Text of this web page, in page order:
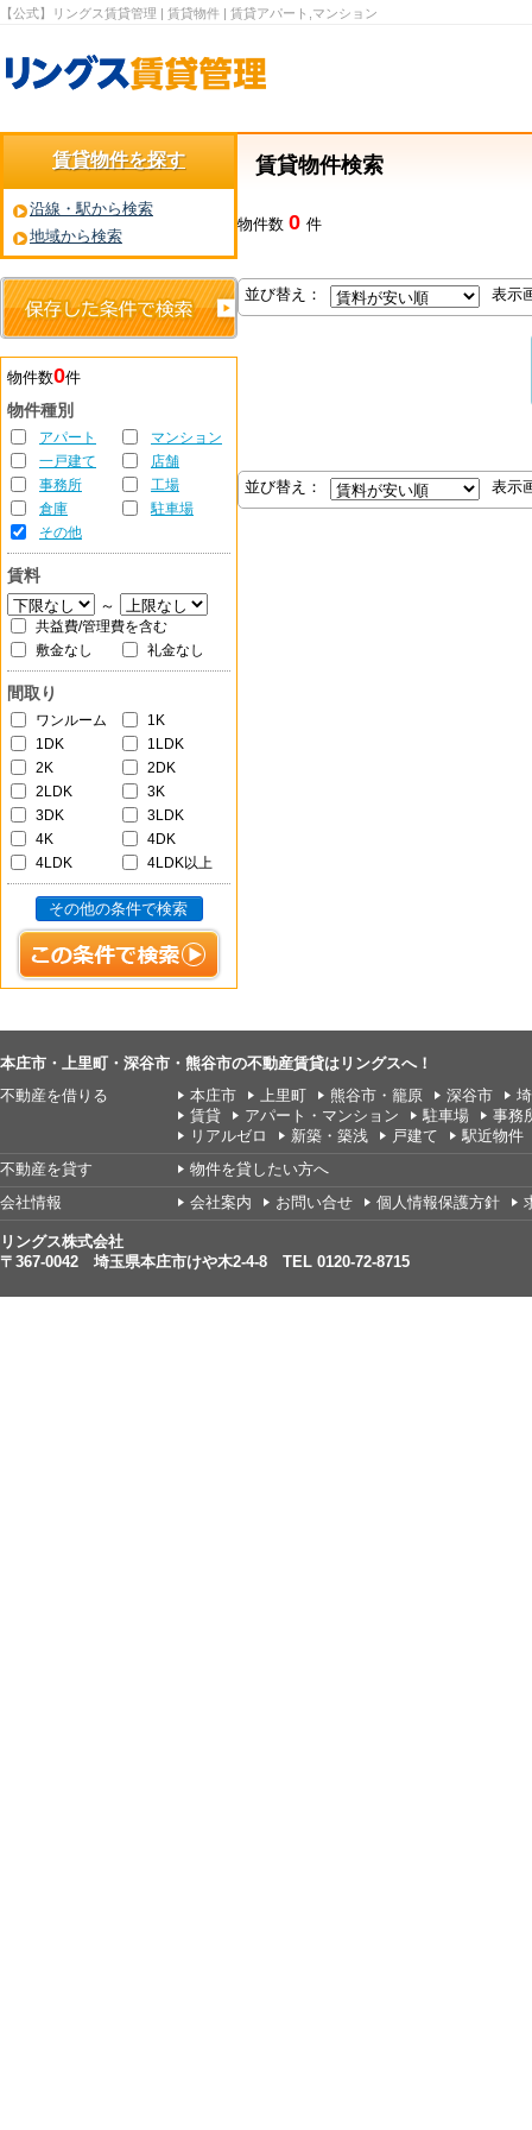
【公式】リングス賃貸管理 | 賃貸物件 | 賃貸アパート,マンション
賃貸物件を探す
沿線・駅から検索
地域から検索
物件数0件
物件種別
アパート
マンション
一戸建て
店舗
事務所
工場
倉庫
駐車場
その他
賃料
～
共益費/管理費を含む
敷金なし
礼金なし
間取り
ワンルーム
1K
1DK
1LDK
2K
2DK
2LDK
3K
3DK
3LDK
4K
4DK
4LDK
4LDK以上
その他の条件で検索
賃貸物件検索
物件数 0 件
並び替え： 表示
並び替え： 表示
本庄市・上里町・深谷市・熊谷市の不動産賃貸はリングスへ！
不動産を借りる
本庄市 上里町 熊谷市・籠原 深谷市
賃貸
アパート・マンション 駐車場
事務
リアルゼロ
新築・築浅 戸建て
駅近物件
不動産を貸す
物件を貸したい方へ
会社情報
会社案内 お問い合せ 個人情報保護方針
リングス株式会社
〒367-0042 埼玉県本庄市けや木2-4-8 TEL 0120-72-8715